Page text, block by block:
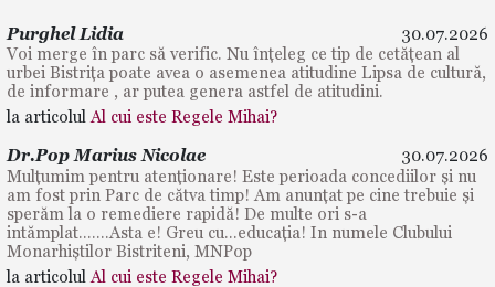
Purghel Lidia
30.07.2026
Voi merge în parc să verific. Nu înțeleg ce tip de cetățean al
urbei Bistrița poate avea o asemenea atitudine Lipsa de cultură,
de informare , ar putea genera astfel de atitudini.
la articolul Al cui este Regele Mihai?
Dr.Pop Marius Nicolae
30.07.2026
Mulțumim pentru atenționare! Este perioada concediilor și nu
am fost prin Parc de cătva timp! Am anunțat pe cine trebuie și
sperăm la o remediere rapidă! De multe ori s-a
intămplat.......Asta e! Greu cu...educația! In numele Clubului
Monarhiștilor Bistriteni, MNPop
la articolul Al cui este Regele Mihai?